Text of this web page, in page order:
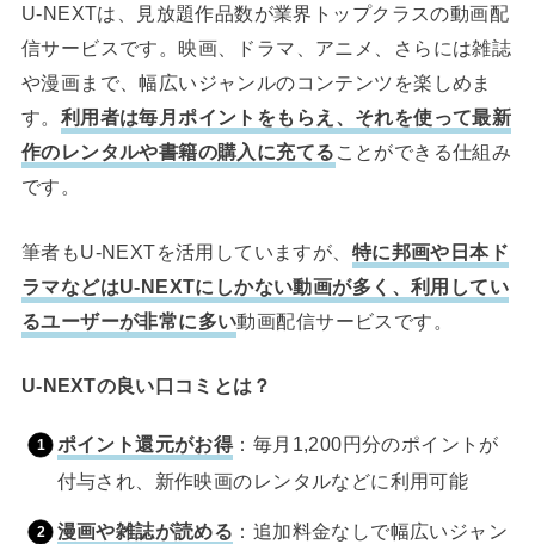
U-NEXTは、見放題作品数が業界トップクラスの動画配
信サービスです。映画、ドラマ、アニメ、さらには雑誌
や漫画まで、幅広いジャンルのコンテンツを楽しめま
す。 利用者は毎月ポイントをもらえ、それを使って最新
作のレンタルや書籍の購入に充てる ことができる仕組み
です。
筆者もU-NEXTを活用していますが、 特に邦画や日本ド
ラマなどはU-NEXTにしかない動画が多く、利用してい
るユーザーが非常に多い動画配信サービスです。
U-NEXTの良い口コミとは？
ポイント還元がお得：毎月1,200円分のポイントが
付与され、新作映画のレンタルなどに利用可能
漫画や雑誌が読める ：追加料金なしで幅広いジャン